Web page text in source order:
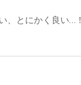
、とにかく良い…！